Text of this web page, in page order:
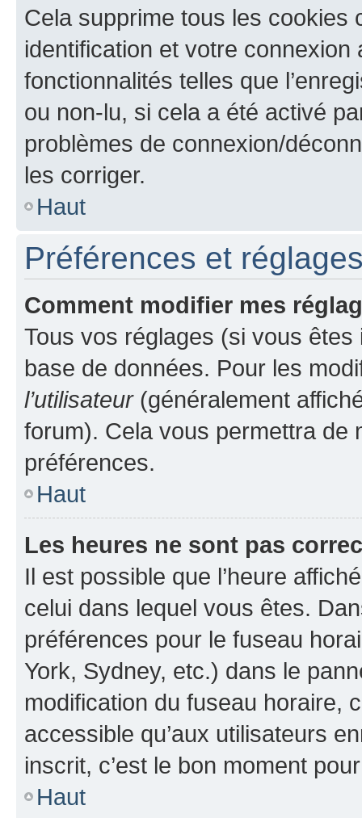
Cela supprime tous les cookies
identification et votre
fonctionnalités telles que
ou non-lu, si cela a été activé
problèmes de connexion/
les corriger.
Haut
Préférences et
Comment modifier mes
Tous vos réglages (si vous
base de données. Pour les
l’utilisateur(généralement
forum). Cela vous permettra de
préférences.
Haut
Les heures ne sont pas
Il est possible que l’heure
celui dans lequel vous êtes.
préférences pour le fuseau
York, Sydney, etc.) dans le
modification du fuseau horaire,
accessible qu’aux utilisateurs
inscrit, c’est le bon moment
Haut